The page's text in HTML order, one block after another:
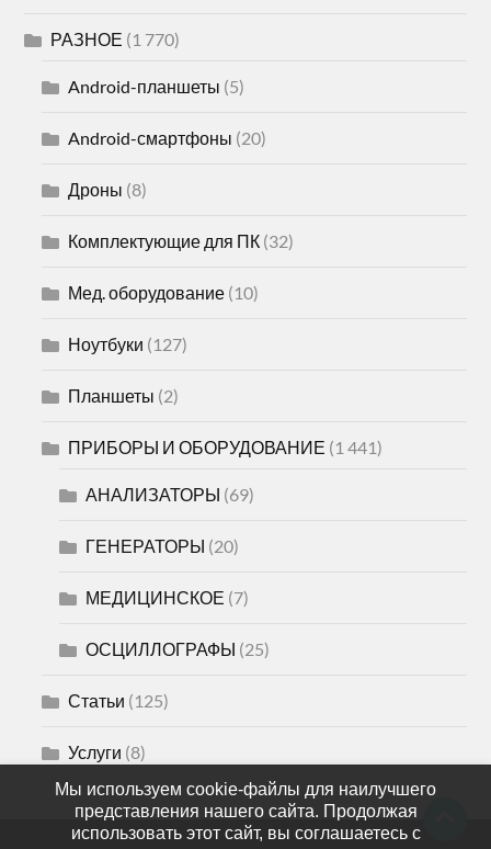
РАЗНОЕ (1 770)
Android-планшеты (5)
Android-смартфоны (20)
Дроны (8)
Комплектующие для ПК (32)
Мед. оборудование (10)
Ноутбуки (127)
Планшеты (2)
ПРИБОРЫ И ОБОРУДОВАНИЕ (1 441)
АНАЛИЗАТОРЫ (69)
ГЕНЕРАТОРЫ (20)
МЕДИЦИНСКОЕ (7)
ОСЦИЛЛОГРАФЫ (25)
Статьи (125)
Услуги (8)
Мы используем cookie-файлы для наилучшего
представления нашего сайта. Продолжая
использовать этот сайт, вы соглашаетесь с